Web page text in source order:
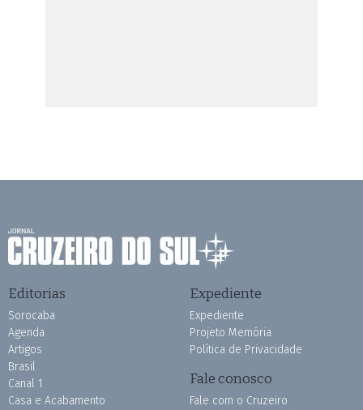
Editorias
Sorocaba
Agenda
Artigos
Brasil
Canal 1
Casa e Acabamento
Expediente
Expediente
Projeto Memória
Política de Privacidade
Fale conosco
Fale com o Cruzeiro